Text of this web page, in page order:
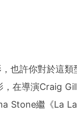
也許你對於這類
在導演Craig
Stone繼《La